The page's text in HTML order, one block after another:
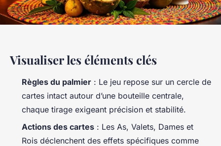
Visualiser les éléments clés
Règles du palmier : Le jeu repose sur un cercle de
cartes intact autour d’une bouteille centrale,
chaque tirage exigeant précision et stabilité.
Actions des cartes : Les As, Valets, Dames et
Rois déclenchent des effets spécifiques comme